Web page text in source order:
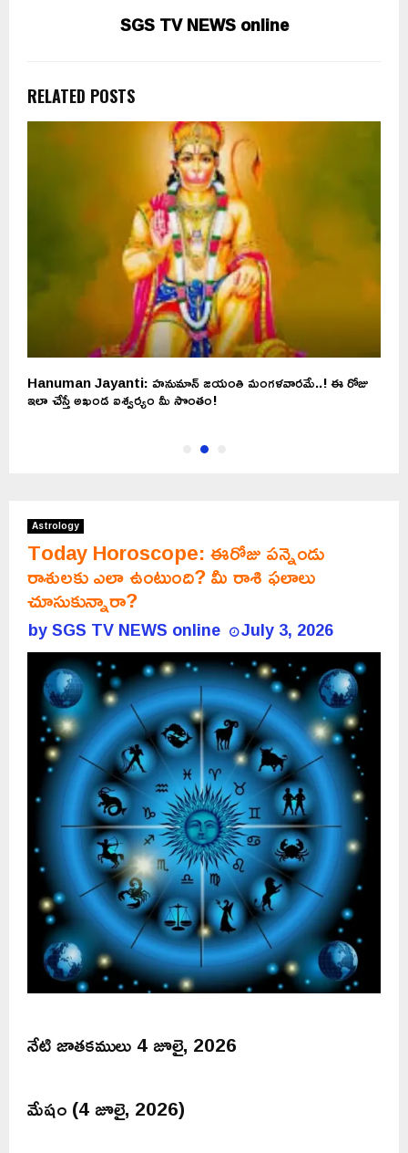
SGS TV NEWS online
RELATED POSTS
Hanuman Jayanti: హనుమాన్ జయంతి మంగళవారమే..! ఈ రోజు
ఇలా చేస్తే అఖండ ఐశ్వర్యం మీ సొంతం!
Astrology
Today Horoscope: ఈరోజు పన్నెండు
రాశులకు ఎలా ఉంటుంది? మీ రాశి ఫలాలు
చూసుకున్నారా?
bySGS TV NEWS online July 3, 2026
నేటి జాతకములు 4 జూలై, 2026
మేషం (4 జూలై, 2026)